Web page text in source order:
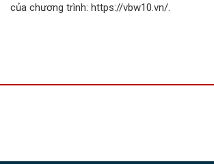
của chương trình: https://vbw10.vn/.